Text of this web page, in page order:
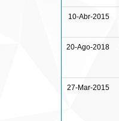
10-Abr-2015
20-Ago-2018
27-Mar-2015